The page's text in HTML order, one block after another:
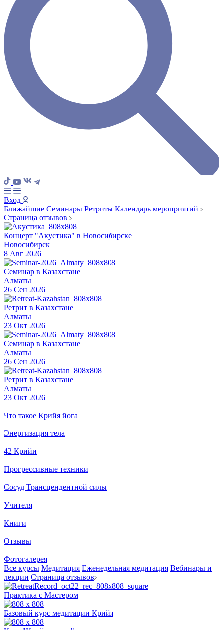
Вход
Ближайшие Семинары Ретриты Календарь мероприятий
Страница отзывов
Концерт "Акустика" в Новосибирске
Новосибирск
8 Авг 2026
Семинар в Казахстане
Алматы
26 Сен 2026
Ретрит в Казахстане
Алматы
23 Окт 2026
Семинар в Казахстане
Алматы
26 Сен 2026
Ретрит в Казахстане
Алматы
23 Окт 2026
Что такое Крийя йога
Энергизация тела
42 Крийи
Прогрессивные техники
Сосуд Трансцендентной силы
Учителя
Книги
Отзывы
Фотогалерея
Все курсы Медитация Еженедельная медитация Вебинары и
лекции Страница отзывов
Практика с Мастером
Базовый курс медитации Крийя